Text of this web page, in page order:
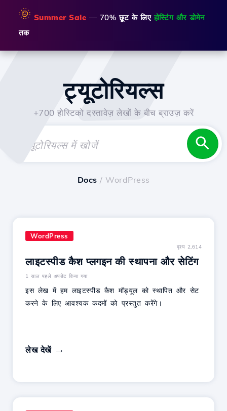
🌞 Summer Sale — 70% छूट के लिएहोस्टिंग और डोमेन
तक
ट्यूटोरियल्स
+700 होस्टिको दस्तावेज़ लेखों के बीच ब्राउज़ करें
Docs / WordPress
WordPress
दृश्य 2,614
लाइटस्पीड कैश प्लगइन की स्थापना और सेटिंग
1 साल पहले अपडेट किया गया
इस लेख में हम लाइटस्पीड कैश मॉड्यूल को स्थापित और सेट
करने के लिए आवश्यक कदमों को प्रस्तुत करेंगे।
लेख देखें